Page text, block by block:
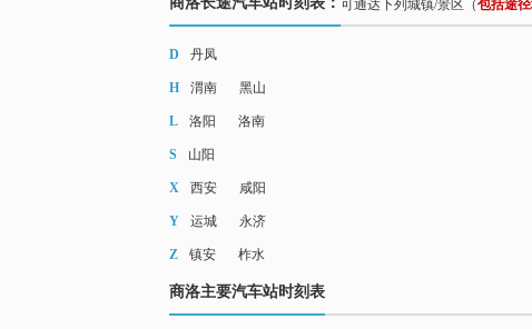
可通达下列城镇/景区（包括途
D 丹凤
H 渭南 黑山
L 洛阳 洛南
S 山阳
X 西安 咸阳
Y 运城 永济
Z 镇安 柞水
商洛主要汽车站时刻表